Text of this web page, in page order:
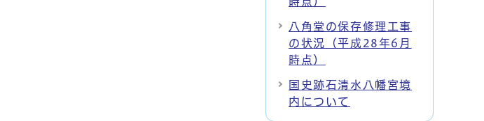
八角堂の保存修理工事
の状況（平成28年6月
時点）
国史跡石清水八幡宮境
内について